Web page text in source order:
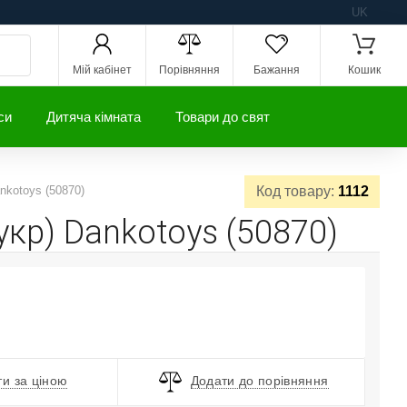
UK
Мій кабінет Порівняння Бажання Кошик
Дитяча кімната Товари до свят
Код товару: 1112
(50870)
Dankotoys (50870)
за ціною Додати до порівняння